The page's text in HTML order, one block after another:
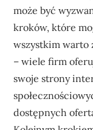
może być
kroków, które
wszystkim warto
– wiele firm
swoje strony
dostępnych